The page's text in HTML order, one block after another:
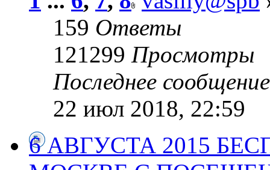
159 Ответы
121299 Просмотры
Последнее
22 июл 2018, 22:59
6 АВГУСТА 2015